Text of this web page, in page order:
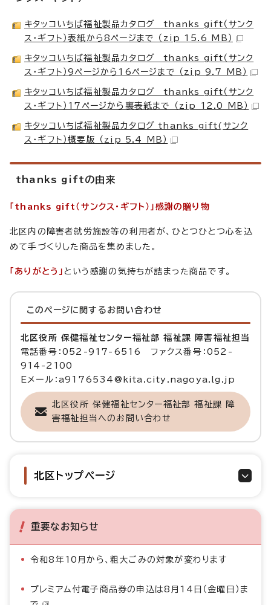
キタッコいちば福祉製品カタログ thanks gift（サンク
ス・ギフト）表紙から8ページまで （zip 15.6 MB）
キタッコいちば福祉製品カタログ thanks gift（サンク
ス・ギフト）9ページから16ページまで （zip 9.7 MB）
キタッコいちば福祉製品カタログ thanks gift（サンク
ス・ギフト）17ページから裏表紙まで （zip 12.0 MB）
キタッコいちば福祉製品カタログ thanks gift(サンク
ス・ギフト）概要版 （zip 5.4 MB）
thanks giftの由来
「thanks gift（サンクス・ギフト）」感謝の贈り物
北区内の障害者就労施設等の利用者が、ひとつひとつ心を込
めて手づくりした商品を集めました。
「ありがとう」 という感謝の気持ちが詰まった商品です。
このページに関する お問い合わせ
北区役所 保健福祉センター福祉部 福祉課 障害福祉担当
電話番号：052-917-6516 ファクス番号：052-
914-2100
Eメール：a9176534@kita.city.nagoya.lg.jp
北区役所 保健福祉センター福祉部 福祉課 障
害福祉担当へのお問い合わせ
北区トップページ
重要なお知らせ
令和8年10月から、粗大ごみの対象が変わります
プレミアム付電子商品券の申込は8月14日（金曜日）ま